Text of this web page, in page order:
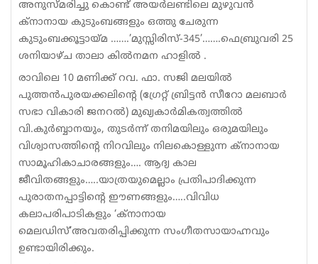
അനുസ്മരിച്ചു കൊണ്ട് അയര്‍ലണ്ടിലെ മുഴുവന്‍
ക്നാനായ കുടുംബങ്ങളും ഒത്തു ചേരുന്ന
കുടുംബക്കൂട്ടായ്മ …….’മുസ്സിരിസ്-345’…….ഫെബ്രുവരി 25
ശനിയാഴ്ച താലാ കില്‍നമന ഹാളില്‍ .
രാവിലെ 10 മണിക്ക് റവ. ഫാ. സജി മലയില്‍
പുത്തന്‍പുരയക്കലിന്റെ (ഗ്രേറ്റ് ബ്രിട്ടന്‍ സീറോ മലബാര്‍
സഭാ വികാരി ജനറല്‍) മുഖ്യകാര്‍മികത്വത്തില്‍
വി.കുര്‍ബ്ബാനയും, തുടര്‍ന്ന് തനിമയിലും ഒരുമയിലും
വിശ്വാസത്തിന്റെ നിറവിലും നിലകൊള്ളുന്ന ക്നാനായ
സാമൂഹികാചാരങ്ങളും…. ആദ്യ കാല
ജീവിതങ്ങളും…..യാത്രയുമെല്ലാം പ്രതിപാദിക്കുന്ന
പുരാതനപ്പാട്ടിന്റെ ഈണങ്ങളും…..വിവിധ
കലാപരിപാടികളും ‘ക്നാനായ
മെലഡിസ്’അവതരിപ്പിക്കുന്ന സംഗീതസായാഹ്നവും
ഉണ്ടായിരിക്കും.